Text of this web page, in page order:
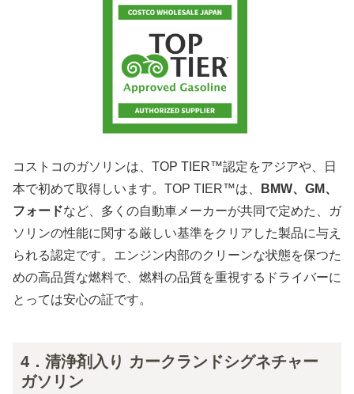
コストコのガソリンは、TOP TIER™認定をアジアや、日
本で初めて取得しいます。TOP TIER™は、
BMW、GM、
フォードなど、多くの自動車メーカーが共同で定めた、ガ
ソリンの性能に関する厳しい基準をクリアした製品に与え
られる認定です。エンジン内部のクリーンな状態を保つた
めの高品質な燃料で、燃料の品質を重視するドライバーに
とっては安心の証です。
4．清浄剤入り カークランドシグネチャー
ガソリン